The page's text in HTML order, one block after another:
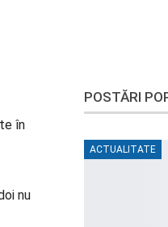
în
nu
POSTĂRI
ACTUALITATE